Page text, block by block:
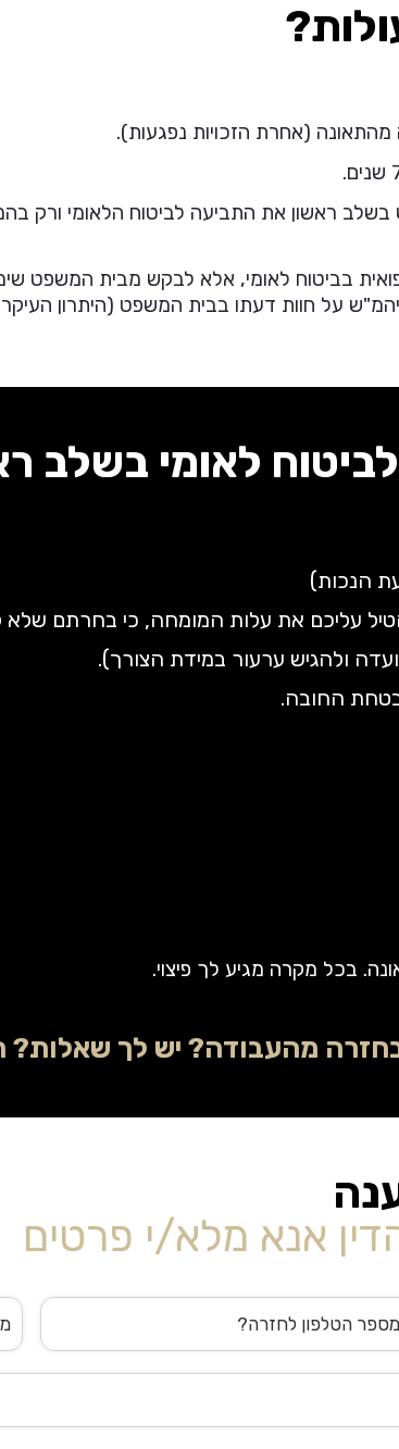
(אחרת הזכויות נפגעות).
בשלב ראשון את התביעה לביטוח הלאומי
בביטוח לאומי, אלא לבקש מבית המשפט
על חוות דעתו בבית המשפט (היתרון
לאומי בשלב
הנכות)
עליכם את עלות המומחה, כי בחרתם שלא
ולהגיש ערעור במידת הצורך).
החובה.
בכל מקרה מגיע לך פיצוי.
מהעבודה? יש לך שאלות?
אנא מלא/י פרטים